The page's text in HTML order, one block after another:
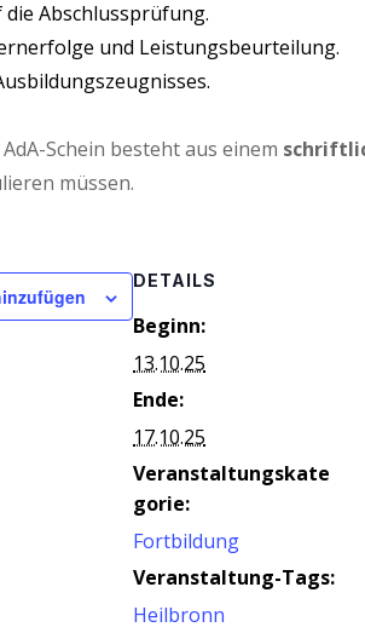
Abschlussprüfung.
und Leistungsbeurteilung.
Schein besteht aus einem
müssen.
DETAILS
Beginn:
13.10.25
Ende:
17.10.25
Veranstaltungskate
gorie:
Fortbildung
Veranstaltung-Tags:
Heilbronn